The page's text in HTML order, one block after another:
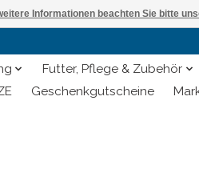
Futter, Pflege & Zubehör
Geschenkgutscheine
Informationen beachten Sie bitte